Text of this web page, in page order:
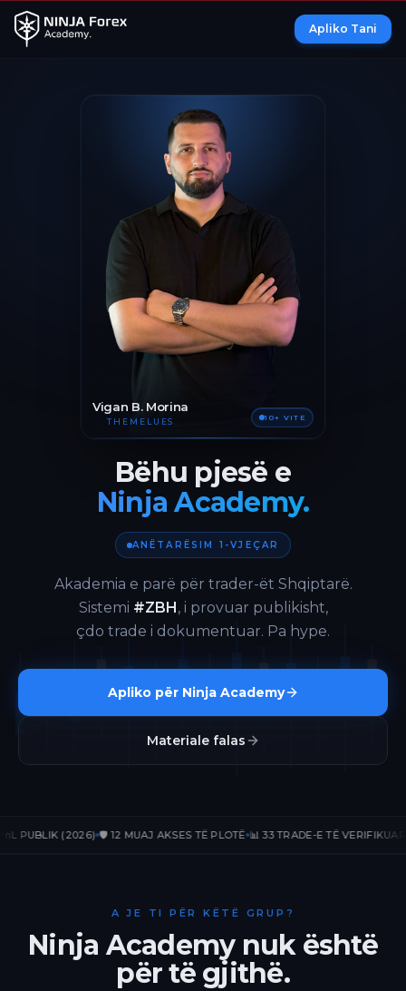
Apliko Tani
Vigan B. Morina
THEMELUES 10+ VITE
Bëhu pjesë e
Ninja Academy.
ANËTARËSIM 1-VJEÇAR
Akademia e parë për trader-ët Shqiptarë.
Sistemi #ZBH, i provuar publikisht,
çdo trade i dokumentuar. Pa hype.
Apliko për Ninja Academy
Materiale falas
(2026) 🛡️ 12 MUAJ AKSES TË PLOTË 📊 33 TRADE-E TË VERIFIKUARA 📈
A JE TI PËR KËTË GRUP?
Ninja Academy nuk është
për të gjithë.